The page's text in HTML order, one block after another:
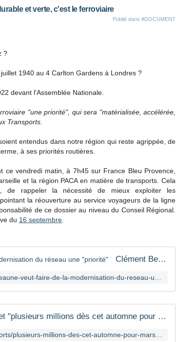
et verte, c'est le ferroviaire
Publié dans #DOCUMENT
?
1940 au 4 Carlton Gardens à Londres ?
devant l'Assemblée Nationale.
"une priorité", qui sera "matérialisée, accélérée,
Transports.
entendus dans notre région qui reste agrippée, de
à ses priorités routières.
ce vendredi matin, à 7h45 sur France Bleu Provence,
et la région PACA en matière de transports. Cela
de rappeler la nécessité de mieux exploiter les
la réouverture au service voyageurs de la ligne
de ce dossier au niveau du Conseil Régional.
du 16 septembre
Clément Beaune veut faire de la modernisation du réseau une "priorité"
Le ministre des Transports promet "plusieurs millions dès cet automne pour Marseille"